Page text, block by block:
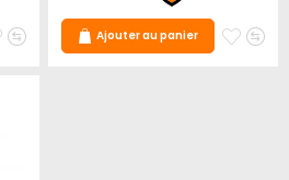
AjouterAjouter
Ajouter au panier